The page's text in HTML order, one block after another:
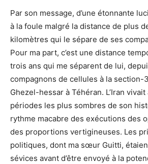
Par son message, d’une étonnante
à la foule malgré la distance de plus
kilomètres qui le sépare de ses
Pour ma part, c’est une distance
trois ans qui me séparent de lui,
compagnons de cellules à la section-
Ghezel-hessar à Téhéran. L’Iran vivait
périodes les plus sombres de son
rythme macabre des exécutions des
des proportions vertigineuses. Les
politiques, dont ma sœur Guitti,
sévices avant d’être envoyé à la